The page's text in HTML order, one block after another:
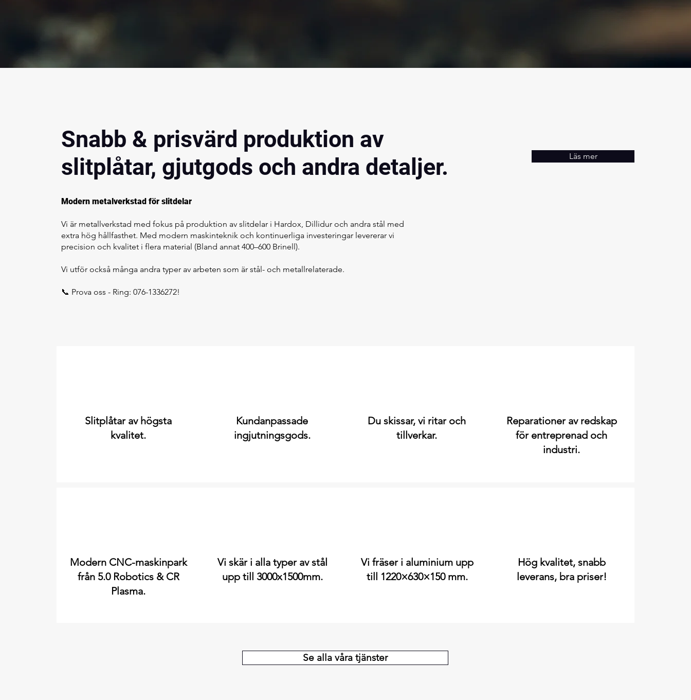
Snabb & prisvärd produktion av
slitplåtar, gjutgods och andra detaljer.
Modern metalverkstad för slitdelar
Vi är metallverkstad med fokus på produktion av slitdelar i Hardox, Dillidur och andra stål med
extra hög hållfasthet. Med modern maskinteknik och kontinuerliga investeringar levererar vi
precision och kvalitet i flera material (Bland annat 400–600 Brinell).
Vi utför också många andra typer av arbeten som är stål- och metallrelaterade.
📞 Prova oss - Ring: 076-1336272!
Läs mer
Slitplåtar av högsta
kvalitet.
Kundanpassade
ingjutningsgods.
Du skissar, vi ritar och
tillverkar.
Reparationer av redskap
för entreprenad och
industri.
Modern CNC-maskinpark
från 5.0 Robotics & CR
Plasma.
Vi skär i alla typer av stål
upp till 3000x1500mm.
Vi fräser i aluminium upp
till 1220×630×150 mm.
Hög kvalitet, snabb
leverans, bra priser!
Se alla våra tjänster